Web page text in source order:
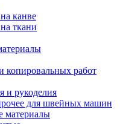
канве
ткани
копировальных работ
и рукоделия
для швейных машин
материалы